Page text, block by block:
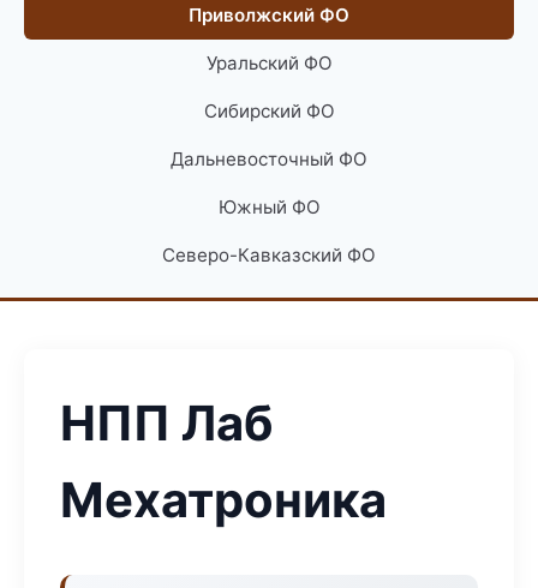
Приволжский ФО
Уральский ФО
Сибирский ФО
Дальневосточный ФО
Южный ФО
Северо-Кавказский ФО
НПП Лаб
Мехатроника